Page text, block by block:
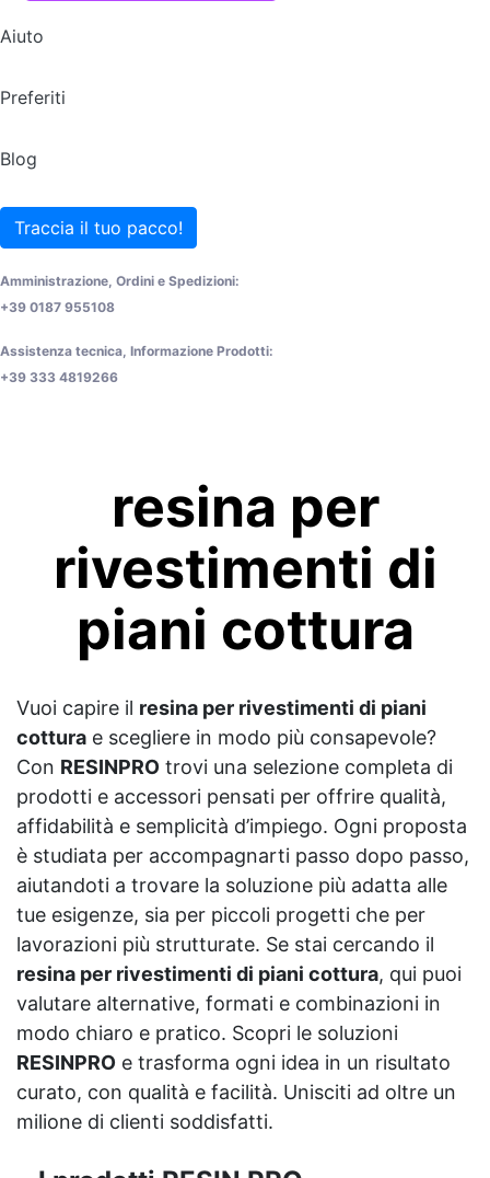
Aiuto
Preferiti
Blog
Traccia il tuo pacco!
Amministrazione, Ordini e Spedizioni:
+39 0187 955108
Assistenza tecnica, Informazione Prodotti:
+39 333 4819266
resina per
rivestimenti di
piani cottura
Vuoi capire il resina per rivestimenti di piani
cottura e scegliere in modo più consapevole?
Con RESINPRO trovi una selezione completa di
prodotti e accessori pensati per offrire qualità,
affidabilità e semplicità d’impiego. Ogni proposta
è studiata per accompagnarti passo dopo passo,
aiutandoti a trovare la soluzione più adatta alle
tue esigenze, sia per piccoli progetti che per
lavorazioni più strutturate. Se stai cercando il
resina per rivestimenti di piani cottura, qui puoi
valutare alternative, formati e combinazioni in
modo chiaro e pratico. Scopri le soluzioni
RESINPRO e trasforma ogni idea in un risultato
curato, con qualità e facilità. Unisciti ad oltre un
milione di clienti soddisfatti.